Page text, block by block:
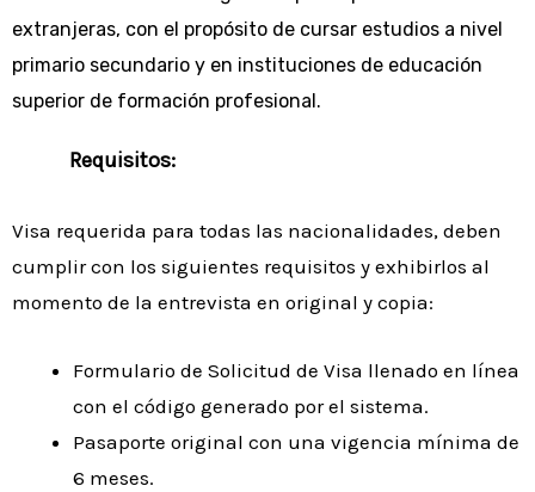
extranjeras, con el propósito de cursar estudios a nivel
primario secundario y en instituciones de educación
superior de formación profesional.
Requisitos:
Visa requerida para todas las nacionalidades, deben
cumplir con los siguientes requisitos y exhibirlos al
momento de la entrevista en original y copia:
Formulario de Solicitud de Visa llenado en línea
con el código generado por el sistema.
Pasaporte original con una vigencia mínima de
6 meses.